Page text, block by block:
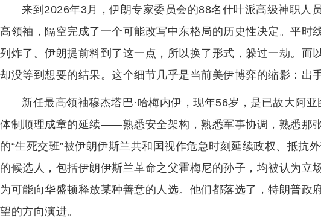
来到2026年3月，伊朗专家委员会的88名什叶派高级神职人
高领袖，隔空完成了一个可能改写中东格局的历史性决定。平时
列炸了。伊朗提前料到了这一点，所以换了形式，躲过一劫。而
却没等到想要的结果。这个细节几乎是当前美伊博弈的缩影：出
新任最高领袖穆杰塔巴·哈梅内伊，现年56岁，是已故大阿
体制顺理成章的延续——熟悉安全架构，熟悉军事协调，熟悉那
的“生死交班”被伊朗伊斯兰共和国视作危急时刻延续政权、抵抗
的候选人，包括伊朗伊斯兰革命之父霍梅尼的孙子，均被认为立
为可能向华盛顿释放某种善意的人选。他们都落选了，特朗普政
望的方向演进。